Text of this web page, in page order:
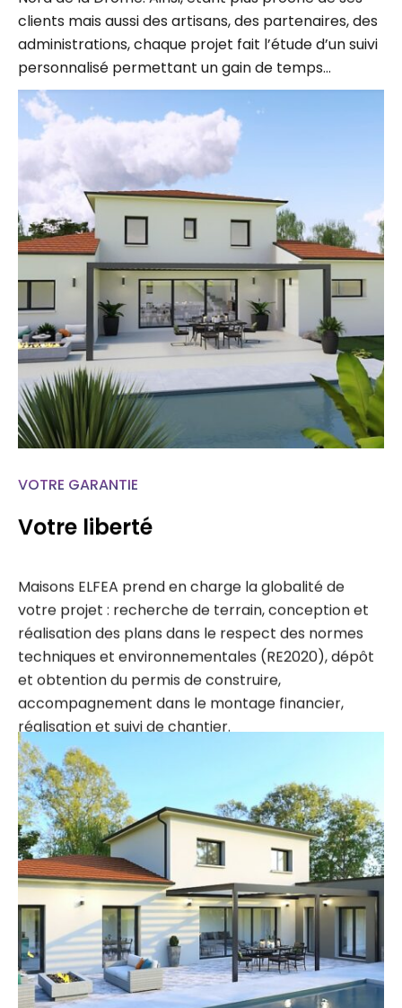
administrations, chaque projet fait l’étude d’un suivi
personnalisé permettant un gain de temps…
VOTRE GARANTIE
Votre liberté
votre projet : recherche de terrain, conception et
réalisation des plans dans le respect des normes
techniques et environnementales (RE2020), dépôt
et obtention du permis de construire,
accompagnement dans le montage financier,
réalisation et suivi de chantier.